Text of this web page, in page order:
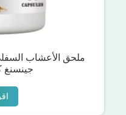
ملحق الأعشاب
جينسنغ